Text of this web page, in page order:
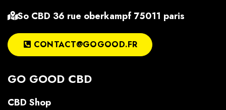
So CBD 36 rue oberkampf 75011 paris
CONTACT@GOGOOD.FR
GO GOOD CBD
CBD Shop